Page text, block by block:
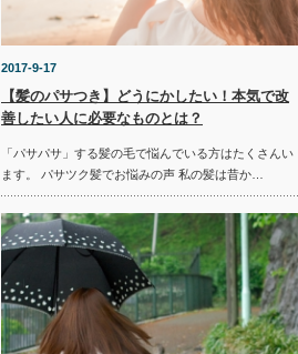
2017-9-17
【髪のパサつき】どうにかしたい！本気で改
善したい人に必要なものとは？
「パサパサ」する髪の毛で悩んでいる方はたくさんい
ます。 パサツク髪でお悩みの声 私の髪は昔か…